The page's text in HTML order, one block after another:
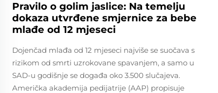
Pravilo o golim jaslice: Na temelju
dokaza utvrđene smjernice za bebe
mlađe od 12 mjeseci
Dojenčad mlađa od 12 mjeseci najviše se suočava s
rizikom od smrti uzrokovane spavanjem, a samo u
SAD-u godišnje se događa oko 3.500 slučajeva.
Američka akademija pedijatrije (AAP) propisuje